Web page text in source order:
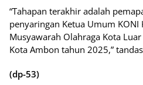
“Tahapan terakhir adalah
penyaringan Ketua Umum KONI
Musyawarah Olahraga Kota
Kota Ambon tahun 2025,”
(dp-53)